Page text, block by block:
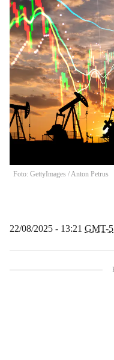
Foto: GettyImages /Anton Petrus
22/08/2025 - 13:21 GMT-5